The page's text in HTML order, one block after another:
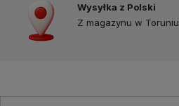
Wysyłka z Polski
Z magazynu w Toruniu